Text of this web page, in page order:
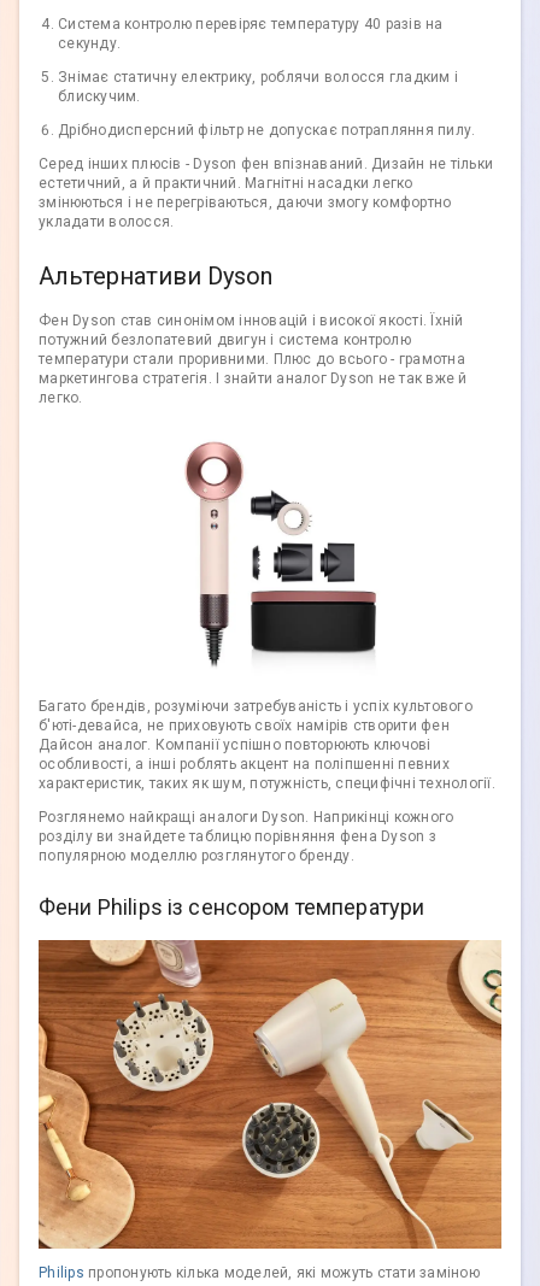
Система контролю перевіряє температуру 40 разів на
секунду.
Знімає статичну електрику, роблячи волосся гладким і
блискучим.
Дрібнодисперсний фільтр не допускає потрапляння пилу.
Серед інших плюсів - Dyson фен впізнаваний. Дизайн не тільки
естетичний, а й практичний. Магнітні насадки легко
змінюються і не перегріваються, даючи змогу комфортно
укладати волосся.
Альтернативи Dyson
Фен Dyson став синонімом інновацій і високої якості. Їхній
потужний безлопатевий двигун і система контролю
температури стали проривними. Плюс до всього - грамотна
маркетингова стратегія. І знайти аналог Dyson не так вже й
легко.
Багато брендів, розуміючи затребуваність і успіх культового
б'юті-девайса, не приховують своїх намірів створити фен
Дайсон аналог. Компанії успішно повторюють ключові
особливості, а інші роблять акцент на поліпшенні певних
характеристик, таких як шум, потужність, специфічні технології.
Розглянемо найкращі аналоги Dyson. Наприкінці кожного
розділу ви знайдете таблицю порівняння фена Dyson з
популярною моделлю розглянутого бренду.
Фени Philips із сенсором температури
Philips пропонують кілька моделей, які можуть стати заміною